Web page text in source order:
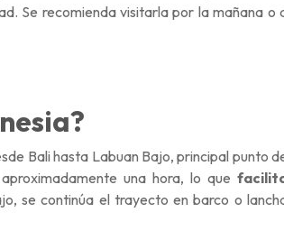
Se recomienda visitarla por la mañana o
Bali hasta Labuan Bajo, principal punto
una hora, lo que
se continúa el trayecto en barco o